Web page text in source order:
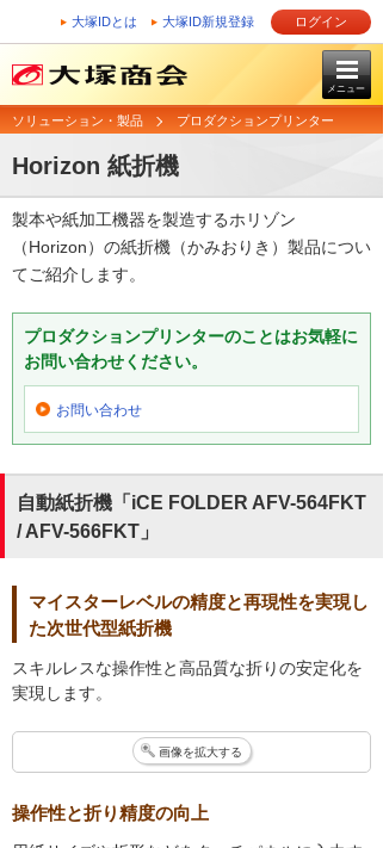
大塚IDとは 大塚ID新規登録 ログイン
メニュー
ソリューション・製品 プロダクションプリンター
Horizon 紙折機
製本や紙加工機器を製造するホリゾン
（Horizon）の紙折機（かみおりき）製品につい
てご紹介します。
プロダクションプリンターのことはお気軽に
お問い合わせください。
お問い合わせ
自動紙折機「iCE FOLDER AFV-564FKT
/ AFV-566FKT」
マイスターレベルの精度と再現性を実現し
た次世代型紙折機
スキルレスな操作性と高品質な折りの安定化を
実現します。
画像を拡大する
操作性と折り精度の向上